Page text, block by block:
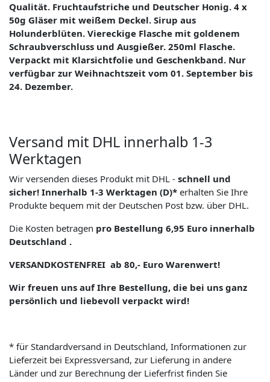
Qualität. Fruchtaufstriche und Deutscher Honig. 4 x
50g Gläser mit weißem Deckel. Sirup aus
Holunderblüten. Viereckige Flasche mit goldenem
Schraubverschluss und Ausgießer. 250ml Flasche.
Verpackt mit Klarsichtfolie und Geschenkband. Nur
verfügbar zur Weihnachtszeit vom 01. September bis
24. Dezember.
Versand mit DHL innerhalb 1-3
Werktagen
Wir versenden dieses Produkt mit DHL - schnell und
sicher! Innerhalb 1-3 Werktagen (D)* erhalten Sie Ihre
Produkte bequem mit der Deutschen Post bzw. über DHL.
Die Kosten betragen pro Bestellung 6,95 Euro innerhalb
Deutschland .
VERSANDKOSTENFREI ab 80,- Euro Warenwert!
Wir freuen uns auf Ihre Bestellung, die bei uns ganz
persönlich und liebevoll verpackt wird!
* für Standardversand in Deutschland, Informationen zur
Lieferzeit bei Expressversand, zur Lieferung in andere
Länder und zur Berechnung der Lieferfrist finden Sie